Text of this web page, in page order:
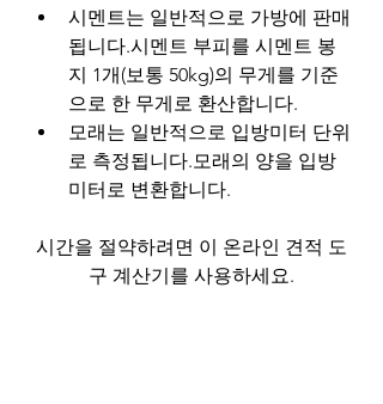
시멘트는 일반적으로 가방에 판매
됩니다.시멘트 부피를 시멘트 봉
지 1개(보통 50kg)의 무게를 기준
으로 한 무게로 환산합니다.
모래는 일반적으로 입방미터 단위
로 측정됩니다.모래의 양을 입방
미터로 변환합니다.
시간을 절약하려면 이 온라인 견적 도
구 계산기를 사용하세요.